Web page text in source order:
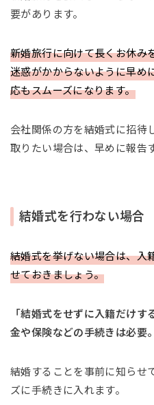
要があります。
新婚旅行に向けて長くお休み
迷惑がかからないように早め
応もスムーズになります。
会社関係の方を結婚式に招待
取りたい場合は、早めに報告
結婚式を行わない場合
結婚式を挙げない場合は、入
せておきましょう。
「結婚式をせずに入籍だけ
金や保険などの手続きは必要。
結婚することを事前に知らせ
ズに手続きに入れます。